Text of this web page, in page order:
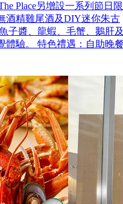
Place另增設一系列節日限
酒精雞尾酒及DIY迷你朱古
子醬、龍蝦、毛蟹、鵝肝
體驗。 特色禮遇：自助晚